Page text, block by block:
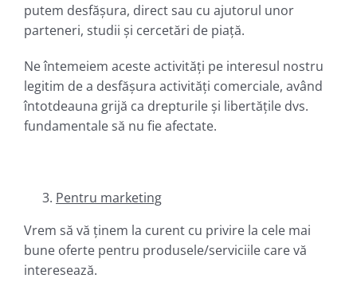
putem desfășura, direct sau cu ajutorul unor
parteneri, studii și cercetări de piață.
Ne întemeiem aceste activități pe interesul nostru
legitim de a desfășura activități comerciale, având
întotdeauna grijă ca drepturile și libertățile dvs.
fundamentale să nu fie afectate.
Pentru marketing
Vrem să vă ținem la curent cu privire la cele mai
bune oferte pentru produsele/serviciile care vă
interesează.